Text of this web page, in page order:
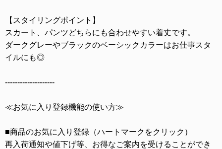
【スタイリングポイント】
スカート、パンツどちらにも合わせやすい着丈です。
ダークグレーやブラックのベーシックカラーはお仕事スタ
イルにも◎
--------------------
≪お気に入り登録機能の使い方≫
■商品のお気に入り登録（ハートマークをクリック）
再入荷通知や値下げ等、お得なご案内を受けることができ